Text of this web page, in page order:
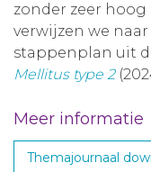
zonder zeer
verwijzen we
stappenplan uit
Mellitus type 2
Meer informatie
Themajournaal